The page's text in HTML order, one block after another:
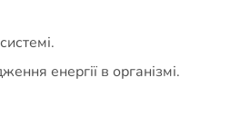
енергії в організмі.